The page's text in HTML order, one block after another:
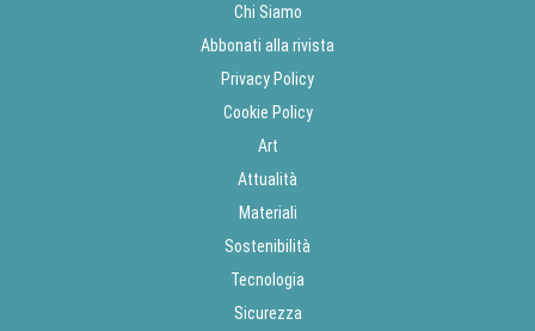
Chi Siamo
Abbonati alla rivista
Privacy Policy
Cookie Policy
Art
Attualità
Materiali
Sostenibilità
Tecnologia
Sicurezza